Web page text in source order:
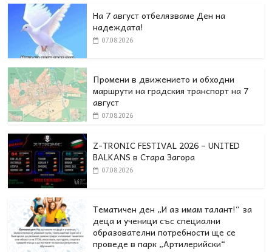
На 7 август отбелязваме Ден на
надеждата!
07.08.2026
Промени в движението и обходни
маршрути на градския транспорт на 7
август
07.08.2026
Z-TRONIC FESTIVAL 2026 – UNITED
BALKANS в Стара Загора
07.08.2026
Тематичен ден „И аз имам талант!“ за
деца и ученици със специални
образователни потребности ще се
проведе в парк „Артилерийски“